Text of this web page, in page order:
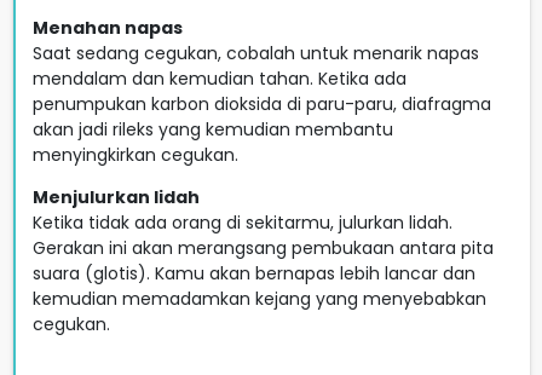
Menahan napas
Saat sedang cegukan, cobalah untuk menarik napas
mendalam dan kemudian tahan. Ketika ada
penumpukan karbon dioksida di paru-paru, diafragma
akan jadi rileks yang kemudian membantu
menyingkirkan cegukan.
Menjulurkan lidah
Ketika tidak ada orang di sekitarmu, julurkan lidah.
Gerakan ini akan merangsang pembukaan antara pita
suara (glotis). Kamu akan bernapas lebih lancar dan
kemudian memadamkan kejang yang menyebabkan
cegukan.